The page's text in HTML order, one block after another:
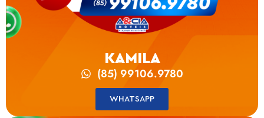
KAMILA
(85) 99106.9780
WHATSAPP